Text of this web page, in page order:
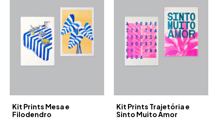
Kit Prints Mesa e
Filodendro
Kit Prints Trajetória e
Sinto Muito Amor